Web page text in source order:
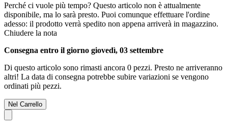
Perché ci vuole più tempo? Questo articolo non è attualmente
disponibile, ma lo sarà presto. Puoi comunque effettuare l'ordine
adesso: il prodotto verrà spedito non appena arriverà in magazzino.
Chiudere la nota
Consegna entro il giorno giovedì, 03 settembre
Di questo articolo sono rimasti ancora 0 pezzi. Presto ne arriveranno
altri! La data di consegna potrebbe subire variazioni se vengono
ordinati più pezzi.
Nel Carrello